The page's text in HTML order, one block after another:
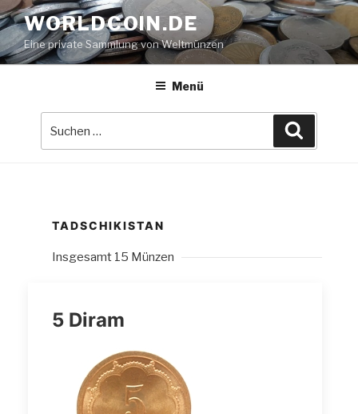
Zum
Inhalt
springen
WORLDCOIN.DE
Eine private Sammlung von Weltmünzen
Menü
TADSCHIKISTAN
Insgesamt 15 Münzen
5 Diram